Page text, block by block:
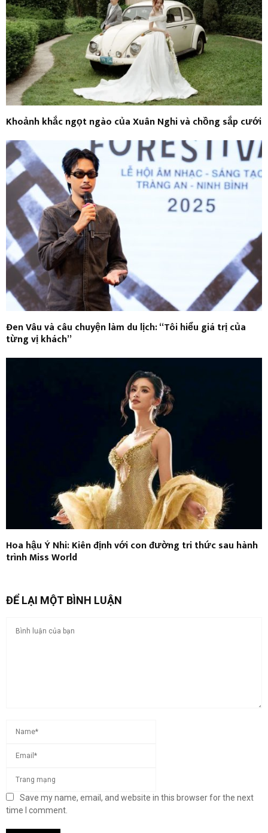
Khoảnh khắc ngọt ngào của Xuân Nghi và chồng sắp cưới
Đen Vâu và câu chuyện làm du lịch: “Tôi hiểu giá trị của
từng vị khách”
Hoa hậu Ý Nhi: Kiên định với con đường tri thức sau hành
trình Miss World
ĐỂ LẠI MỘT BÌNH LUẬN
Save my name, email, and website in this browser for the next
time I comment.